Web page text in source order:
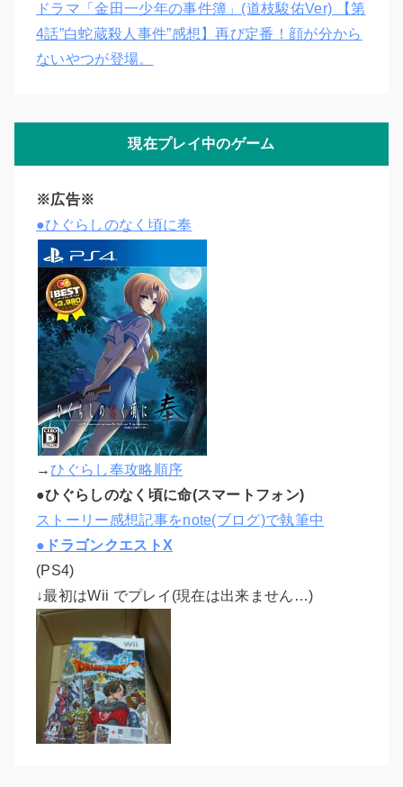
ドラマ「金田一少年の事件簿」(道枝駿佑Ver) 【第
4話”白蛇蔵殺人事件”感想】再び定番！顔が分から
ないやつが登場。
現在プレイ中のゲーム
※広告※
●ひぐらしのなく頃に奉
→ ひぐらし奉攻略順序
●ひぐらしのなく頃に命(スマートフォン)
ストーリー感想記事をnote(ブログ)で執筆中
●ドラゴンクエストX
(PS4)
↓最初はWii でプレイ(現在は出来ません…)